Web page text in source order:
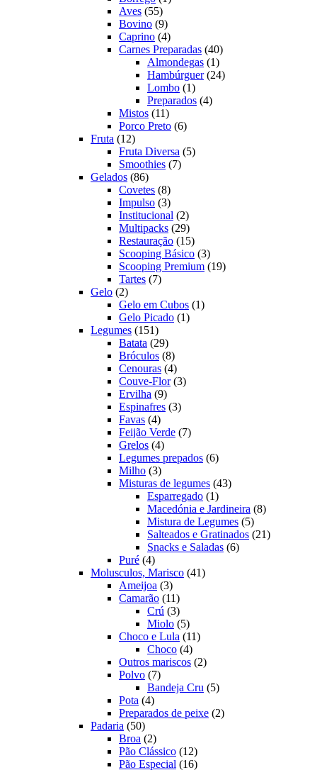
Aves 5555
produtos
Bovino 99
produtos
Caprino 44
produtos
Carnes Preparadas 4040
produtos
Almondegas 11
produto
Hambúrguer 2424
Lombo 11
produto
Preparados 44
Mistos 1111
produtos
Porco Preto 66
Fruta 1212
produtos
Fruta Diversa 55
Smoothies 77
Gelados 8686
produtos
Covetes 88
produtos
Impulso 33
produtos
Institucional 22
produtos
Multipacks 2929
produtos
Restauração 1515
produtos
Scooping Básico 33
produtos
Scooping Premium 1919
Tartes 77
Gelo 22
produtos
Gelo em Cubos 11
Gelo Picado 11
Legumes 151151
produtos
Batata 2929
produtos
Bróculos 88
produtos
Cenouras 44
produtos
Couve-Flor 33
Ervilha 99
produtos
Espinafres 33
Favas 44
produtos
Feijão Verde 77
Grelos 44
produtos
Legumes prepados 66
Milho 33
produtos
Misturas de legumes 4343
Esparregado 11
produto
Macedónia e Jardineira 88
Mistura de Legumes 55
produtos
Salteados e Gratinados 2121
Snacks e Saladas 66
Puré 44
produtos
Molusculos, Marisco 4141
Ameijoa 33
produtos
Camarão 1111
produtos
Crú 33
produtos
Miolo 55
produtos
Choco e Lula 1111
Choco 44
produtos
Outros mariscos 22
Polvo 77
produtos
Bandeja Cru 55
Pota 44
produtos
Preparados de peixe 22
Padaria 5050
produtos
Broa 22
produtos
Pão Clássico 1212
produtos
Pão Especial 1616